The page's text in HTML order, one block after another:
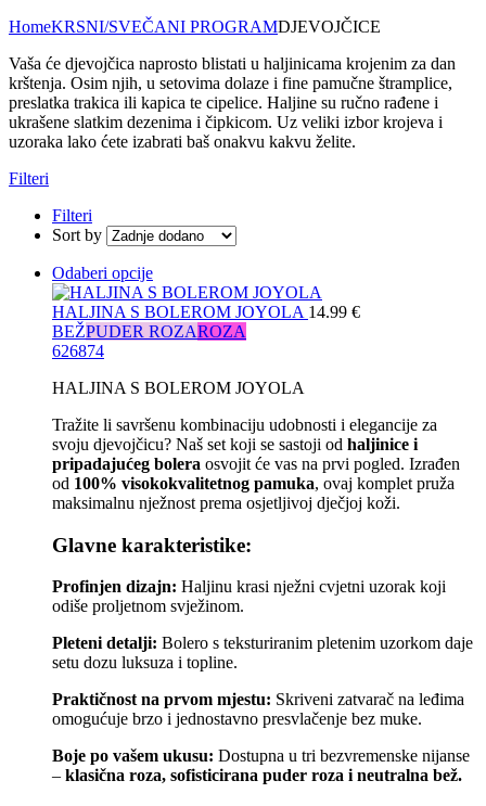
HomeKRSNI/SVEČANI PROGRAMDJEVOJČICE
Vaša će djevojčica naprosto blistati u haljinicama krojenim za dan
krštenja. Osim njih, u setovima dolaze i fine pamučne štramplice,
preslatka trakica ili kapica te cipelice. Haljine su ručno rađene i
ukrašene slatkim dezenima i čipkicom. Uz veliki izbor krojeva i
uzoraka lako ćete izabrati baš onakvu kakvu želite.
Filteri
Filteri
Sort by
Odaberi opcije
HALJINA S BOLEROM JOYOLA 14.99 €
BEŽPUDER ROZAROZA
626874
HALJINA S BOLEROM JOYOLA
Tražite li savršenu kombinaciju udobnosti i elegancije za
svoju djevojčicu? Naš set koji se sastoji od haljinice i
pripadajućeg bolera osvojit će vas na prvi pogled. Izrađen
od 100% visokokvalitetnog pamuka, ovaj komplet pruža
maksimalnu nježnost prema osjetljivoj dječjoj koži.
Glavne karakteristike:
Profinjen dizajn: Haljinu krasi nježni cvjetni uzorak koji
odiše proljetnom svježinom.
Pleteni detalji: Bolero s teksturiranim pletenim uzorkom daje
setu dozu luksuza i topline.
Praktičnost na prvom mjestu: Skriveni zatvarač na leđima
omogućuje brzo i jednostavno presvlačenje bez muke.
Boje po vašem ukusu: Dostupna u tri bezvremenske nijanse
– klasična roza, sofisticirana puder roza i neutralna bež.